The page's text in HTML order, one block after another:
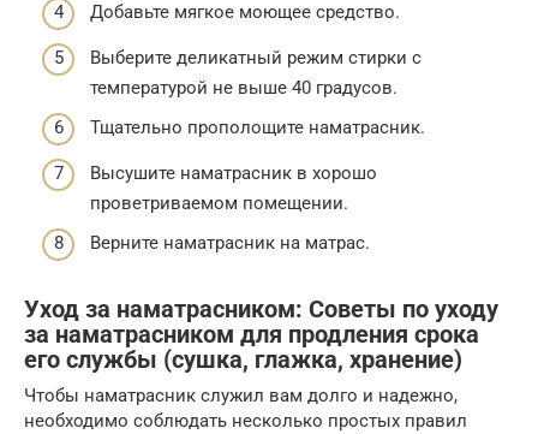
Добавьте мягкое моющее средство.
Выберите деликатный режим стирки с
температурой не выше 40 градусов.
Тщательно прополощите наматрасник.
Высушите наматрасник в хорошо
проветриваемом помещении.
Верните наматрасник на матрас.
Уход за наматрасником: Советы по уходу
за наматрасником для продления срока
его службы (сушка, глажка, хранение)
Чтобы наматрасник служил вам долго и надежно,
необходимо соблюдать несколько простых правил